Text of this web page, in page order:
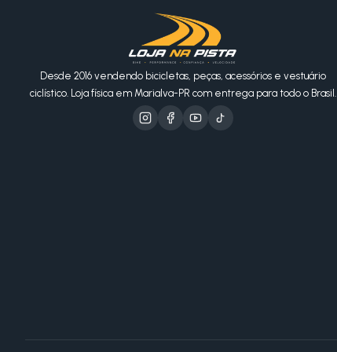
Desde 2016 vendendo bicicletas, peças, acessórios e vestuário
ciclístico. Loja física em Marialva-PR com entrega para todo o Brasil.